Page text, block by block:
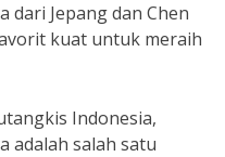
dari Jepang dan Chen
kuat untuk meraih
Indonesia,
adalah salah satu